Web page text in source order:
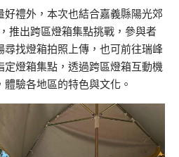
禮外，本次也結合嘉義縣陽光郊
推出跨區燈箱集點挑戰，參與者
尋找燈箱拍照上傳，也可前往瑞峰
定燈箱集點，透過跨區燈箱互動機
驗各地區的特色與文化。